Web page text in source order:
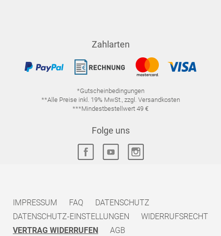
Zahlarten
*Gutscheinbedingungen
**Alle Preise inkl. 19% MwSt., zzgl. Versandkosten
***Mindestbestellwert 49 €
Folge uns
IMPRESSUM FAQ
DATENSCHUTZ
DATENSCHUTZ-EINSTELLUNGEN
WIDERRUFSRECHT
VERTRAG WIDERRUFEN
AGB